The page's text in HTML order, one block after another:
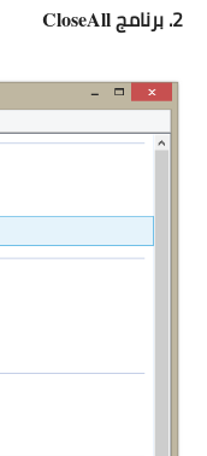
2. برنامج CloseAll